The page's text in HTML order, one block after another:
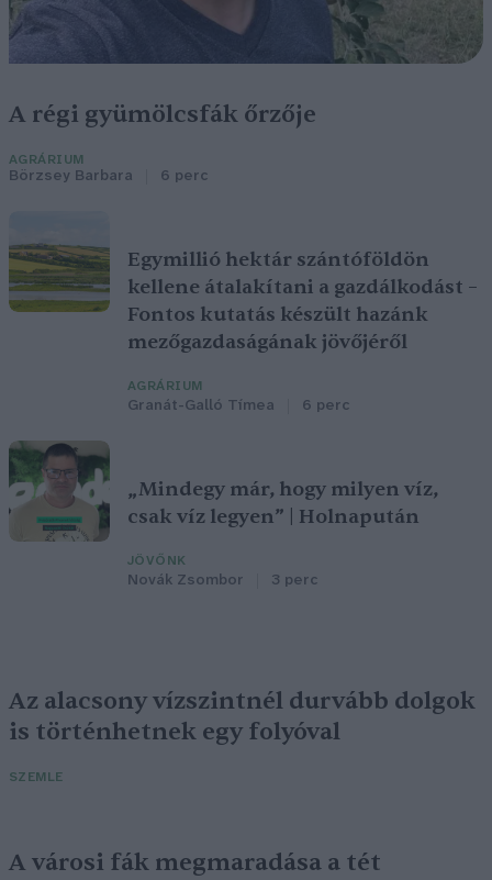
A régi gyümölcsfák őrzője
AGRÁRIUM
Börzsey Barbara 6 perc
Egymillió hektár szántóföldön
kellene átalakítani a gazdálkodást –
Fontos kutatás készült hazánk
mezőgazdaságának jövőjéről
AGRÁRIUM
Granát-Galló Tímea 6 perc
„Mindegy már, hogy milyen víz,
csak víz legyen” | Holnapután
JÖVŐNK
Novák Zsombor 3 perc
Az alacsony vízszintnél durvább dolgok
is történhetnek egy folyóval
SZEMLE
A városi fák megmaradása a tét